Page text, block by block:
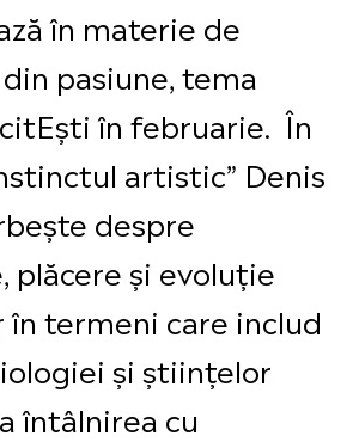
în materie de
pasiune, tema
în februarie. În
artistic” Denis
despre
plăcere și evoluție
în termeni care includ
și științelor
întâlnirea cu